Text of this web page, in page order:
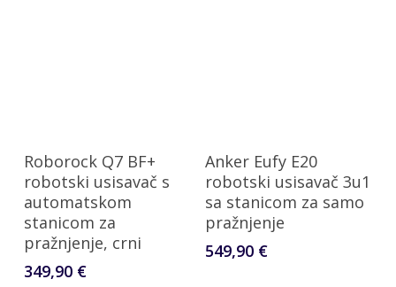
Dodaj U Košaricu
Roborock Q7 BF+
robotski usisavač s
automatskom
stanicom za
pražnjenje, crni
349,90 €
Dodaj U Košaricu
Anker Eufy E20
robotski usisavač 3u1
sa stanicom za samo
pražnjenje
549,90 €